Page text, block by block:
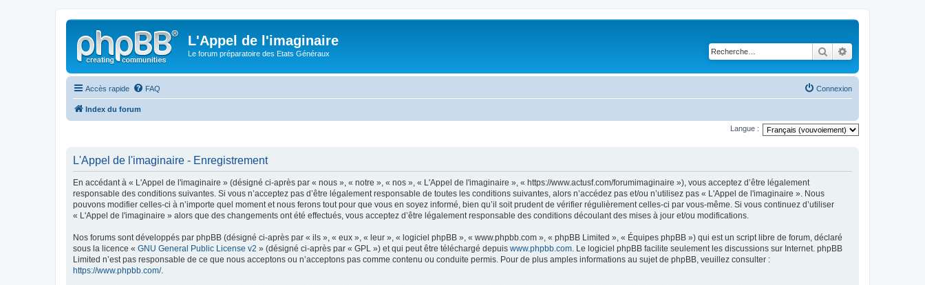
L'Appel de l'imaginaire
Le forum préparatoire des Etats Généraux Rechercher
Accès rapide FAQ Connexion
Index du forum
Langue :
L'Appel de l'imaginaire - Enregistrement
En accédant à « L'Appel de l'imaginaire » (désigné ci-après par « nous », « notre », « nos », « L'Appel de l'imaginaire », « https://www.actusf.com/forumimaginaire »), vous acceptez d’être légalement
responsable des conditions suivantes. Si vous n’acceptez pas d’être légalement responsable de toutes les conditions suivantes, alors n’accédez pas et/ou n’utilisez pas « L'Appel de l'imaginaire ». Nous
pouvons modifier celles-ci à n’importe quel moment et nous ferons tout pour que vous en soyez informé, bien qu’il soit prudent de vérifier régulièrement celles-ci par vous-même. Si vous continuez d’utiliser
« L'Appel de l'imaginaire » alors que des changements ont été effectués, vous acceptez d’être légalement responsable des conditions découlant des mises à jour et/ou modifications.
Nos forums sont développés par phpBB (désigné ci-après par « ils », « eux », « leur », « logiciel phpBB », « www.phpbb.com », « phpBB Limited », « Équipes phpBB ») qui est un script libre de forum, déclaré
sous la licence « GNU General Public License v2 » (désigné ci-après par « GPL ») et qui peut être téléchargé depuis www.phpbb.com. Le logiciel phpBB facilite seulement les discussions sur Internet. phpBB
Limited n’est pas responsable de ce que nous acceptons ou n’acceptons pas comme contenu ou conduite permis. Pour de plus amples informations au sujet de phpBB, veuillez consulter :
https://www.phpbb.com/.